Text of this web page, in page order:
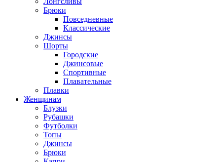
Брюки
Повседневные
Классические
Джинсы
Шорты
Городские
Джинсовые
Спортивные
Плавательные
Плавки
Женщинам
Блузки
Рубашки
Футболки
Топы
Джинсы
Брюки